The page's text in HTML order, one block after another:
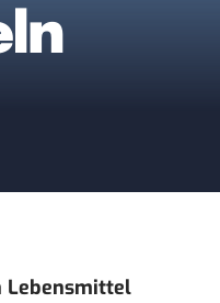
Lebensmittel